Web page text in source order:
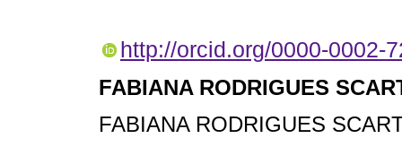
http://orcid.org/0000-0002-
FABIANA RODRIGUES
FABIANA RODRIGUES